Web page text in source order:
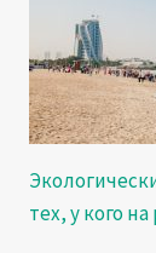
тех, у кого